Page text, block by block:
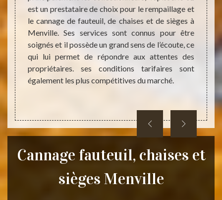
Il
les
les
un
vos
est
est un prestataire de choix pour le rempaillage et
le cannage de fauteuil, de chaises et de sièges à
Menville. Ses services sont connus pour être
soignés et il possède un grand sens de l’écoute, ce
qui lui permet de répondre aux attentes des
propriétaires. ses conditions tarifaires sont
également les plus compétitives du marché.
tant
Cannage fauteuil, chaises et
sièges Menville